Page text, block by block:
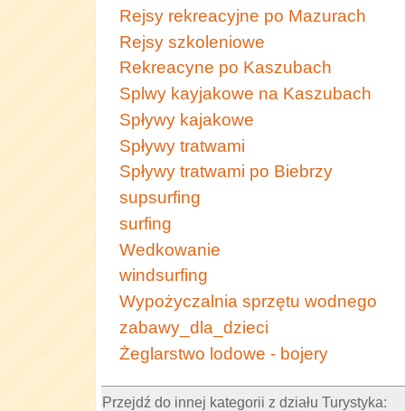
Rejsy rekreacyjne po Mazurach
Rejsy szkoleniowe
Rekreacyne po Kaszubach
Splwy kayjakowe na Kaszubach
Spływy kajakowe
Spływy tratwami
Spływy tratwami po Biebrzy
supsurfing
surfing
Wedkowanie
windsurfing
Wypożyczalnia sprzętu wodnego
zabawy_dla_dzieci
Żeglarstwo lodowe - bojery
Przejdź do innej kategorii z działu Turystyka: